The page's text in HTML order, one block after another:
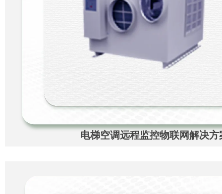
电梯空调远程监控物联网解决方